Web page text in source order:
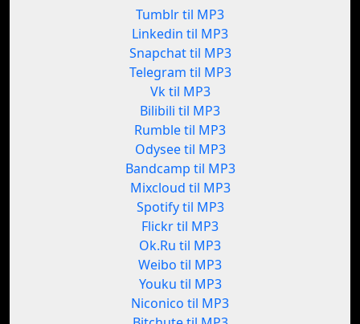
Tumblr til MP3
Linkedin til MP3
Snapchat til MP3
Telegram til MP3
Vk til MP3
Bilibili til MP3
Rumble til MP3
Odysee til MP3
Bandcamp til MP3
Mixcloud til MP3
Spotify til MP3
Flickr til MP3
Ok.Ru til MP3
Weibo til MP3
Youku til MP3
Niconico til MP3